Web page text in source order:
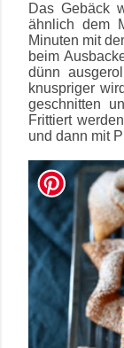
Das Gebäck
ähnlich dem
Minuten mit
beim
dünn
knuspriger
geschnitten
Frittiert
und dann mit